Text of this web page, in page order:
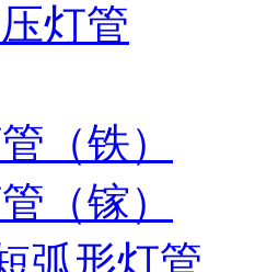
灯管
（铁）
（镓）
弧形灯管